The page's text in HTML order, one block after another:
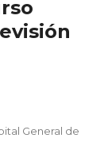
General de